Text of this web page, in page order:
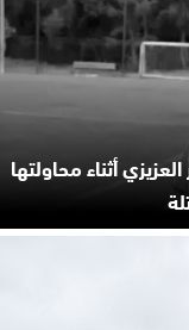
أثناء محاولتها